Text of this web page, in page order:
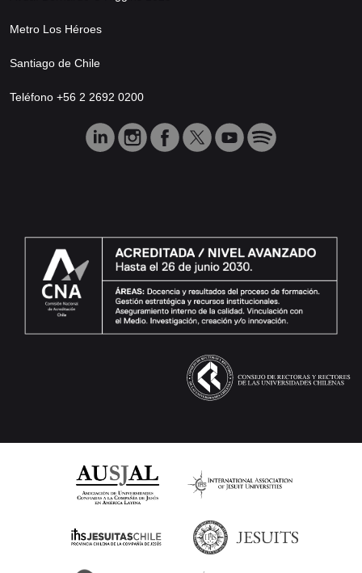
Metro Los Héroes
Santiago de Chile
Teléfono +56 2 2692 0200